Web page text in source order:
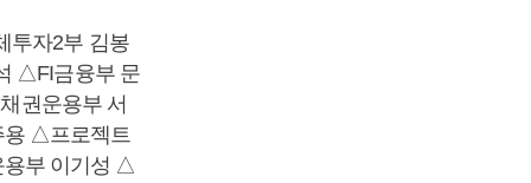
투자2부 김봉
△FI금융부 문
권운용부 서
용 △프로젝트
부 이기성 △